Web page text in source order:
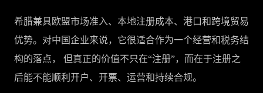
希腊兼具欧盟市场准入、本地注册成本、港口和跨境贸易
优势。对中国企业来说，它很适合作为一个经营和税务结
构的落点， 但真正的价值不只在“注册”，而在于注册之
后能不能顺利开户、开票、运营和持续合规。